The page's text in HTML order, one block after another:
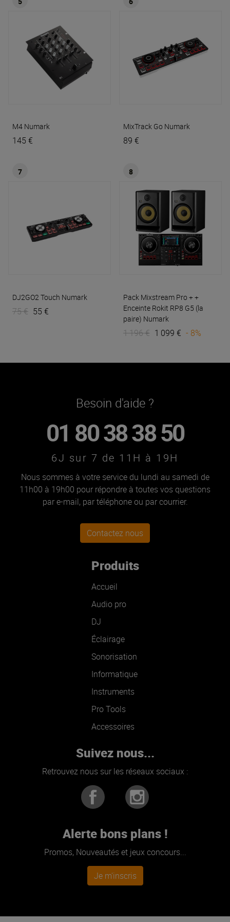
M4 Numark
145 €
MixTrack Go Numark
89 €
7
DJ2GO2 Touch Numark
75 € 55 €
8
Pack Mixstream Pro + +
Enceinte Rokit RP8 G5 (la
paire) Numark
1 196 € 1 099 € - 8%
Besoin d'aide ?
01 80 38 38 50
6J sur 7 de 11H à 19H
Nous sommes à votre service du lundi au samedi de
11h00 à 19h00 pour répondre à toutes vos questions
par e-mail, par téléphone ou par courrier.
Contactez nous
Produits
Accueil
Audio pro
DJ
Éclairage
Sonorisation
Informatique
Instruments
Pro Tools
Accessoires
Suivez nous...
Retrouvez nous sur les réseaux sociaux :
Alerte bons plans !
Promos, Nouveautés et jeux concours...
Je m'inscris